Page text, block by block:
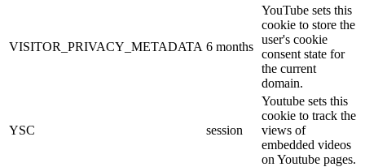
VISITOR_PRIVACY_METADATA 6 months
YouTube sets this
cookie to store the
user's cookie
consent state for
the current
domain.
YSC session
Youtube sets this
cookie to track the
views of
embedded videos
on Youtube pages.